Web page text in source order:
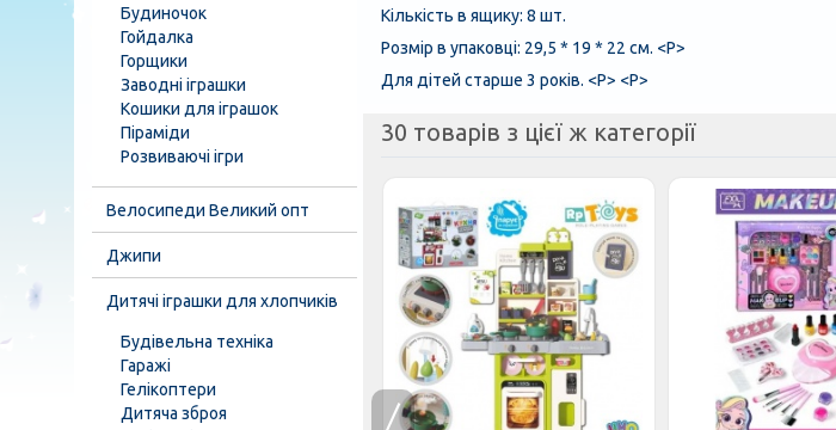
Кількість в ящику: 8 шт.
Розмір в упаковці: 29,5 * 19 * 22 см. <Р>
Для дітей старше 3 років. <Р> <Р>
30 товарів з цієї ж категорії
Будиночок
Гойдалка
Горщики
Заводні іграшки
Кошики для іграшок
Піраміди
Розвиваючі ігри
Велосипеди Великий опт
Джипи
Дитячі іграшки для хлопчиків
Будівельна техніка
Гаражі
Гелікоптери
Дитяча зброя